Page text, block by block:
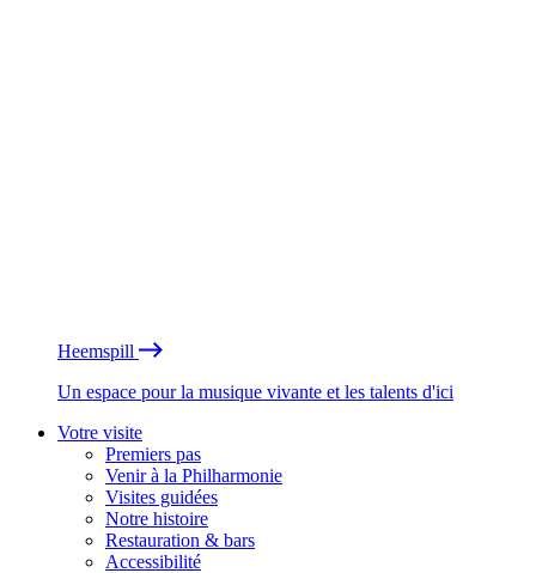
Heemspill
Un espace pour la musique vivante et les talents d'ici
Votre visite
Premiers pas
Venir à la Philharmonie
Visites guidées
Notre histoire
Restauration & bars
Accessibilité